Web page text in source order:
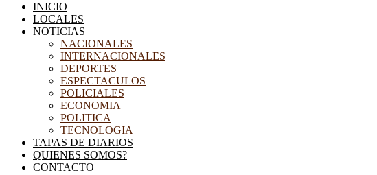
INICIO
LOCALES
NOTICIAS
NACIONALES
INTERNACIONALES
DEPORTES
ESPECTACULOS
POLICIALES
ECONOMIA
POLITICA
TECNOLOGIA
TAPAS DE DIARIOS
QUIENES SOMOS?
CONTACTO